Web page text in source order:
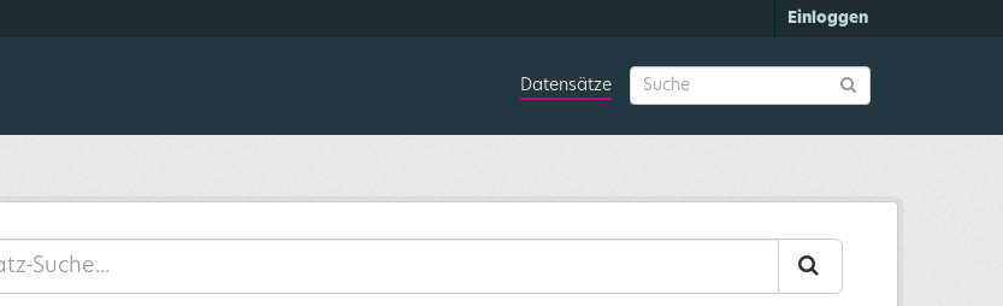
Einloggen
Datensätze